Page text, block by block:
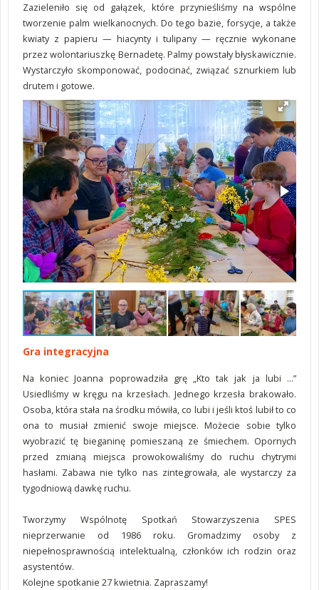
Zazieleniło się od gałązek, które przynieśliśmy na wspólne
tworzenie palm wielkanocnych. Do tego bazie, forsycje, a także
kwiaty z papieru — hiacynty i tulipany — ręcznie wykonane
przez wolontariuszkę Bernadetę. Palmy powstały błyskawicznie.
Wystarczyło skomponować, podocinać, związać sznurkiem lub
drutem i gotowe.
Gra integracyjna
Na koniec Joanna poprowadziła grę „Kto tak jak ja lubi …”
Usiedliśmy w kręgu na krzesłach. Jednego krzesła brakowało.
Osoba, która stała na środku mówiła, co lubi i jeśli ktoś lubił to co
ona to musiał zmienić swoje miejsce. Możecie sobie tylko
wyobrazić tę bieganinę pomieszaną ze śmiechem. Opornych
przed zmianą miejsca prowokowaliśmy do ruchu chytrymi
hasłami. Zabawa nie tylko nas zintegrowała, ale wystarczy za
tygodniową dawkę ruchu.
Tworzymy Wspólnotę Spotkań Stowarzyszenia SPES
nieprzerwanie od 1986 roku. Gromadzimy osoby z
niepełnosprawnością intelektualną, członków ich rodzin oraz
asystentów.
Kolejne spotkanie 27 kwietnia. Zapraszamy!